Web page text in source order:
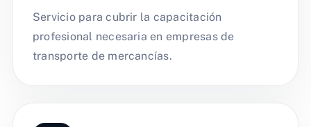
Servicio para cubrir la capacitación
profesional necesaria en empresas de
transporte de mercancías.